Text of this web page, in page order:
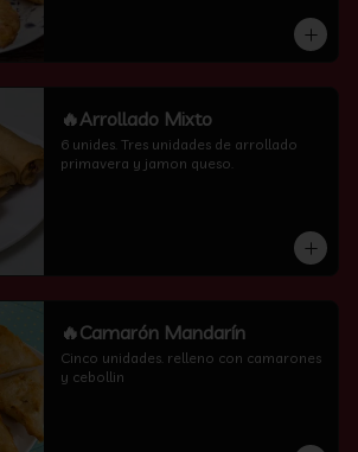
🔥Arrollado Mixto
6 unides. Tres unidades de arrollado
primavera y jamon queso.
🔥Camarón Mandarín
Cinco unidades. relleno con camarones
y cebollin